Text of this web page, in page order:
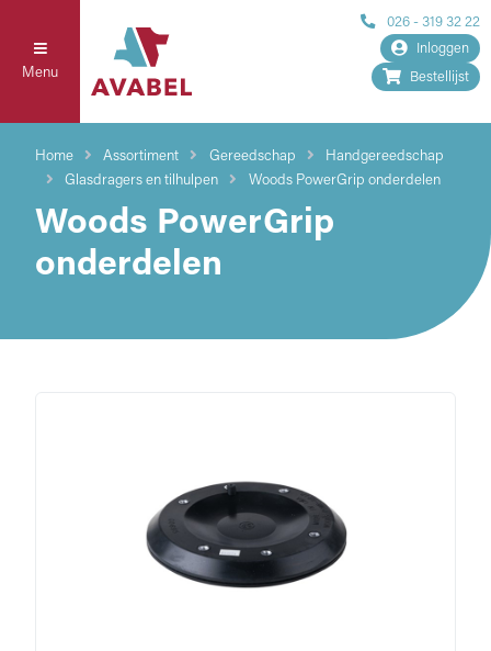
Menu
026 - 319 32 22
Inloggen
Bestellijst
Home Assortiment Gereedschap
Handgereedschap
Glasdragers en tilhulpen
Woods PowerGrip onderdelen
Woods PowerGrip
onderdelen